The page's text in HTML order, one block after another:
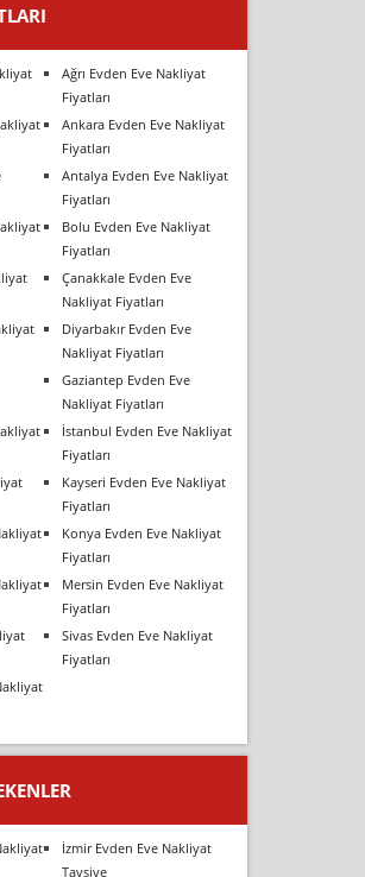
Ağrı Evden Eve Nakliyat
Fiyatları
Ankara Evden Eve Nakliyat
Fiyatları
Antalya Evden Eve Nakliyat
Fiyatları
Bolu Evden Eve Nakliyat
Fiyatları
Çanakkale Evden Eve
Nakliyat Fiyatları
Diyarbakır Evden Eve
Nakliyat Fiyatları
Gaziantep Evden Eve
Nakliyat Fiyatları
İstanbul Evden Eve Nakliyat
Fiyatları
Kayseri Evden Eve Nakliyat
Fiyatları
Konya Evden Eve Nakliyat
Fiyatları
Mersin Evden Eve Nakliyat
Fiyatları
Sivas Evden Eve Nakliyat
Fiyatları
İzmir Evden Eve Nakliyat
Tavsiye